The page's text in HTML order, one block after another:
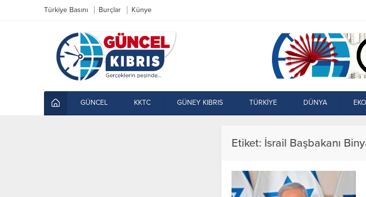
Türkiye Basını Burçlar Künye
GÜNCEL KKTC GÜNEY KIBRIS TÜRKİYE DÜNYA
Etiket: İsrail Başbakanı